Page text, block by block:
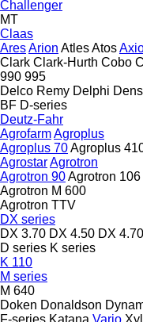
Challenger
MT
Claas
AresArion AtlesAtos
Clark Clark-Hurth Cobo
990 995
Delco Remy Delphi
BF D-series
Deutz-Fahr
AgrofarmAgroplus
Agroplus 70Agroplus
AgrostarAgrotron
Agrotron 90Agrotron 106
Agrotron M 600
Agrotron TTV
DX series
DX 3.70 DX 4.50 DX 4.70
D series K series
K 110
M series
M 640
Doken Donaldson
F-series Katana Vario